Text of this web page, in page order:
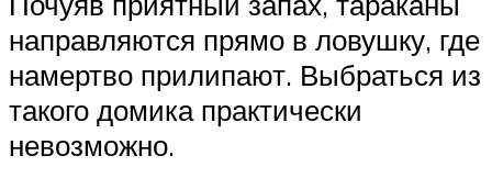
направляются прямо в ловушку, где
намертво прилипают. Выбраться из
такого домика практически
невозможно.